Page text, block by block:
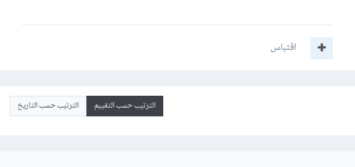
اقتباس
الترتيب حسب التقييم الترتيب حسب التاريخ